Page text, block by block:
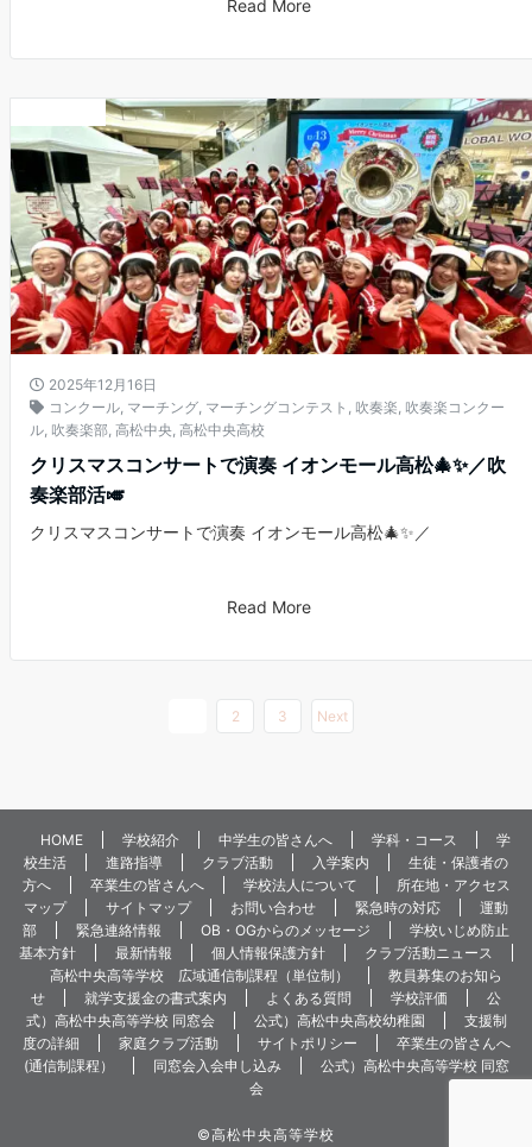
Read More
2025年12月16日
コンクール マーチング マーチングコンテスト 吹奏楽 吹奏楽コンクー
ル 吹奏楽部 高松中央 高松中央高校
クリスマスコンサートで演奏 イオンモール高松🎄✨／吹
奏楽部活🎺
クリスマスコンサートで演奏 イオンモール高松🎄✨／
Read More
2 3 Next
HOME 学校紹介 中学生の皆さんへ 学科・コース
学
校生活
進路指導 クラブ活動 入学案内
生徒・保護者の
方へ
卒業生の皆さんへ 学校法人について
所在地・アクセス
マップ
サイトマップ お問い合わせ 緊急時の対応
運動
部
緊急連絡情報 OB・OGからのメッセージ
学校いじめ防止
基本方針
最新情報 個人情報保護方針
クラブ活動ニュース
高松中央高等学校 広域通信制課程（単位制）
教員募集のお知ら
せ
就学支援金の書式案内 よくある質問 学校評価
公
式）高松中央高等学校 同窓会
公式）高松中央高校幼稚園
支援制
度の詳細
家庭クラブ活動 サイトポリシー
卒業生の皆さんへ
(通信制課程）
同窓会入会申し込み
公式）高松中央高等学校 同窓
会
©️高松中央高等学校